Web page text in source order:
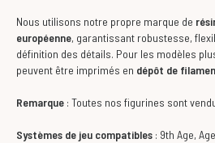
Nous utilisons notre propre marque de
européenne, garantissant robustesse,
définition des détails. Pour les modèles
peuvent être imprimés en dépôt de
Remarque : Toutes nos figurines sont
Systèmes de jeu compatibles : 9th Age,